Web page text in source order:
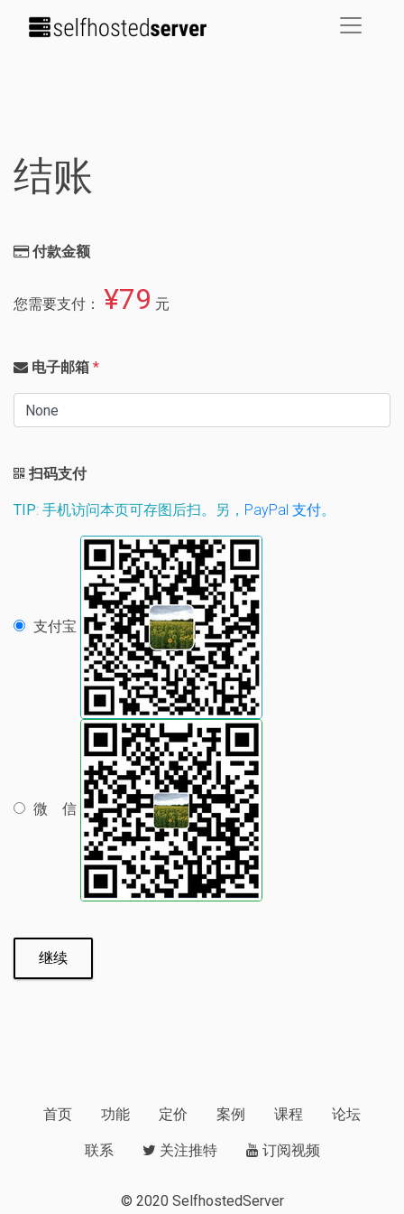
结账
付款金额
您需要支付： ¥79 元
电子邮箱 *
扫码支付
TIP: 手机访问本页可存图后扫。另， PayPal 支付。
支付宝
微 信
首页 功能 定价 案例 课程 论坛
联系 关注推特 订阅视频
© 2020 SelfhostedServer